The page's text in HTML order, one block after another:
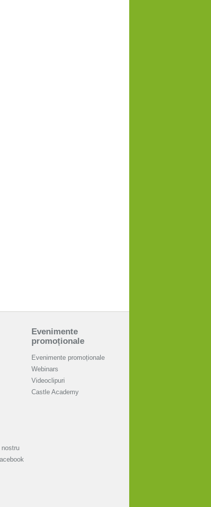
Evenimente
promoționale
Evenimente promoționale
Webinars
Videoclipuri
Castle Academy
nostru